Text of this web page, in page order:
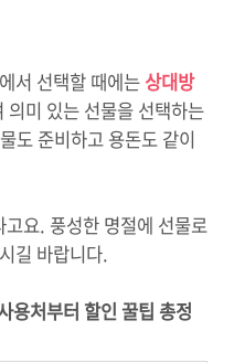
서 선택할 때에는 상대방
의미 있는 선물을 선택하는
도 준비하고 용돈도 같이
요. 풍성한 명절에 선물로
길 바랍니다.
용처부터 할인 꿀팁 총정